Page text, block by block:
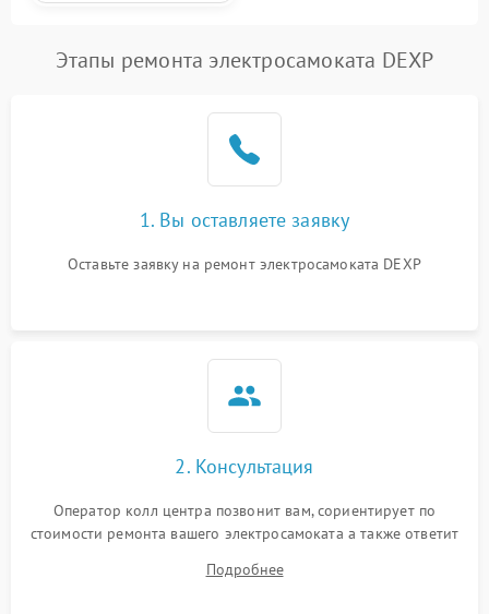
Этапы ремонта электросамоката DEXP
1. Вы оставляете заявку
Оставьте заявку на ремонт электросамоката DEXP
2. Консультация
Оператор колл центра позвонит вам, сориентирует по
стоимости ремонта вашего электросамоката а также ответит
Подробнее